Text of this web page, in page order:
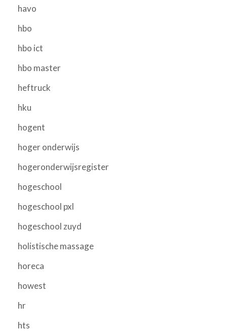
havo
hbo
hbo ict
hbo master
heftruck
hku
hogent
hoger onderwijs
hogeronderwijsregister
hogeschool
hogeschool pxl
hogeschool zuyd
holistische massage
horeca
howest
hr
hts